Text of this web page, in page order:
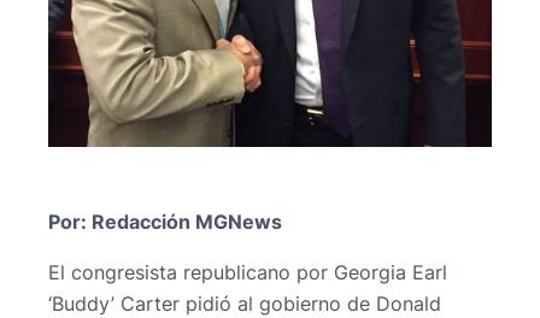
Por: Redacción MGNews
El congresista republicano por Georgia Earl
‘Buddy’ Carter pidió al gobierno de Donald